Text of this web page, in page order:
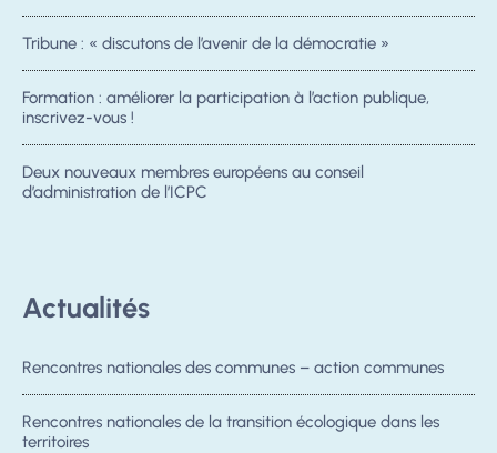
Tribune : « discutons de l’avenir de la démocratie »
Formation : améliorer la participation à l’action publique,
inscrivez-vous !
Deux nouveaux membres européens au conseil
d’administration de l’ICPC
Actualités
Rencontres nationales des communes – action communes
Rencontres nationales de la transition écologique dans les
territoires